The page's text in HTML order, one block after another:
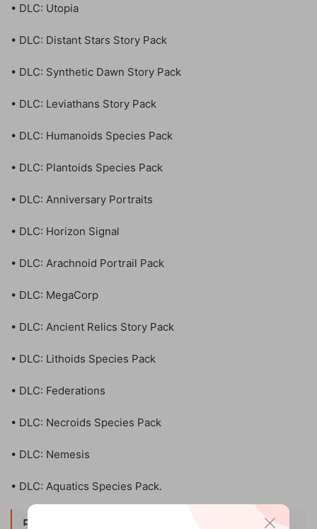
• DLC: Utopia
• DLC: Distant Stars Story Pack
• DLC: Synthetic Dawn Story Pack
• DLC: Leviathans Story Pack
• DLC: Humanoids Species Pack
• DLC: Plantoids Species Pack
• DLC: Anniversary Portraits
• DLC: Horizon Signal
• DLC: Arachnoid Portrail Pack
• DLC: MegaCorp
• DLC: Ancient Relics Story Pack
• DLC: Lithoids Species Pack
• DLC: Federations
• DLC: Necroids Species Pack
• DLC: Nemesis
• DLC: Aquatics Species Pack.
中文設置